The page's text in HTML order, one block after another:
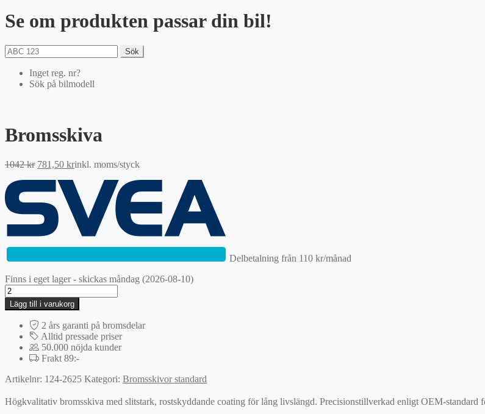
Se om produkten passar din bil!
Sök
Inget reg. nr?
Sök på bilmodell
Bromsskiva
1042kr Det
1042 kr.
781,50 krDet
priset
är:
781,50 kr.
inkl. moms/styck
Delbetalning från 110 kr/månad
Finns i eget lager - skickas måndag (2026-08-10)
Bromsskiva
mängd
Lägg till i varukorg
2 års garanti på bromsdelar
Alltid pressade priser
50.000 nöjda kunder
Frakt 89:-
Artikelnr: 124-2625 Kategori: Bromsskivor standard
Högkvalitativ bromsskiva med slitstark, rostskyddande coating för lång livslängd. Precisionstillverkad enligt OEM-standard